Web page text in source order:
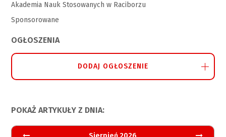
Akademia Nauk Stosowanych w Raciborzu
Sponsorowane
OGŁOSZENIA
DODAJ OGŁOSZENIE
POKAŻ ARTYKUŁY Z DNIA: